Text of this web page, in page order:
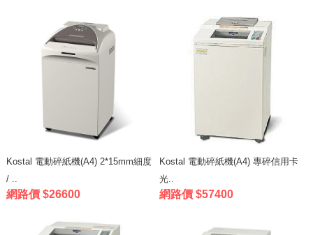
Kostal 電動碎紙機(A4) 2*15mm細度
/ ..
網路價 $26600
Kostal 電動碎紙機(A4) 專碎信用卡
光..
網路價 $57400